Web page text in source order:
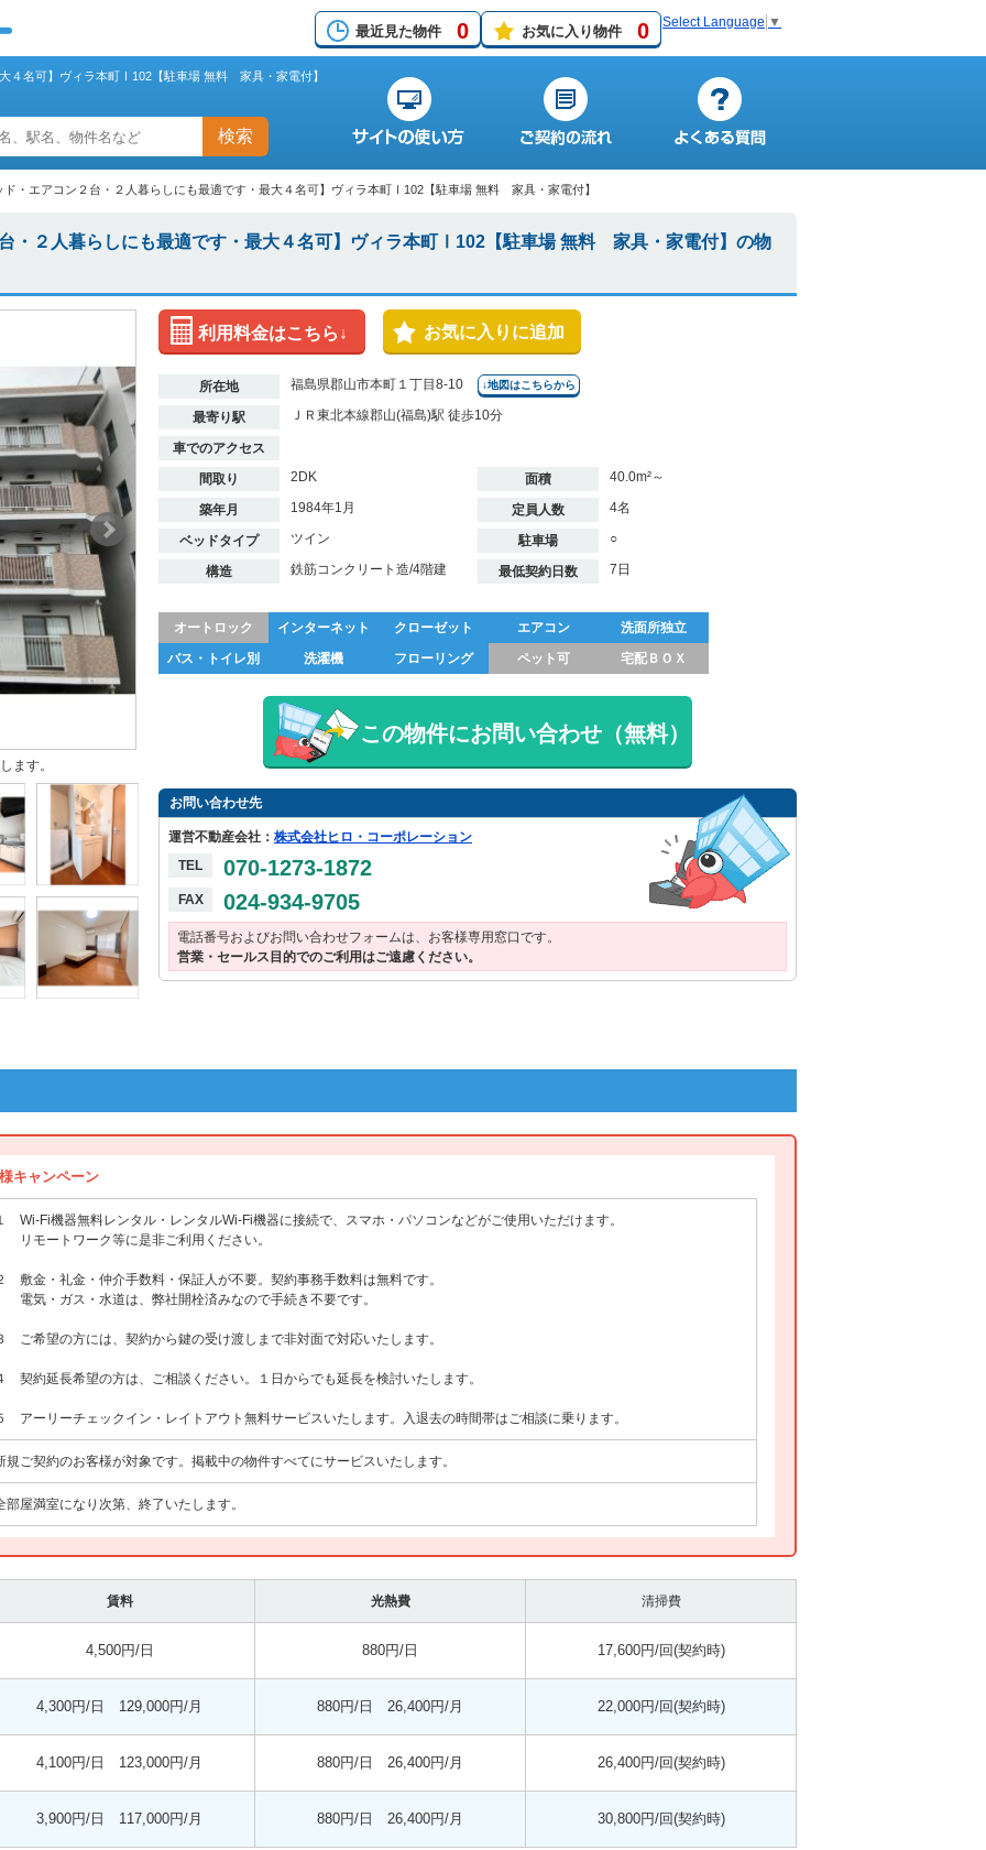
最近見た物件 0 お気に入り物件 0 Select Language ▼
４名可】ヴィラ本町Ⅰ102【駐車場 無料 家具・家電付】
検索
ド・エアコン２台・２人暮らしにも最適です・最大４名可】ヴィラ本町Ⅰ102【駐車場 無料 家具・家電付】
・２人暮らしにも最適です・最大４名可】ヴィラ本町Ⅰ102【駐車場 無料 家具・家電付】の物
ます。
利用料金はこちら↓ お気に入りに追加
所在地 福島県郡山市本町１丁目8-10 ↓地図はこちらから
最寄り駅 ＪＲ東北本線郡山(福島)駅 徒歩10分
車でのアクセス
間取り
2DK 面積 40.0m²～
築年月 1984年1月 定員人数 4名
ベッドタイプ ツイン 駐車場 ○
構造 鉄筋コンクリート造/4階建 最低契約日数 7日
オートロック インターネット クローゼット エアコン
洗面所独立
バス・トイレ別
洗濯機 フローリング ペット可 宅配ＢＯＸ
この物件にお問い合わせ（無料）
お問い合わせ先
運営不動産会社： 株式会社ヒロ・コーポレーション
TEL
070-1273-1872
FAX 024-934-9705
電話番号およびお問い合わせフォームは、お客様専用窓口です。
営業・セールス目的でのご利用はご遠慮ください。
キャンペーン
Wi-Fi機器無料レンタル・レンタルWi-Fi機器に接続で、スマホ・パソコンなどがご使用いただけます。
モートワーク等に是非ご利用ください。
敷金・礼金・仲介手数料・保証人が不要。契約事務手数料は無料です。
気・ガス・水道は、弊社開栓済みなので手続き不要です。
ご希望の方には、契約から鍵の受け渡しまで非対面で対応いたします。
契約延長希望の方は、ご相談ください。１日からでも延長を検討いたします。
アーリーチェックイン・レイトアウト無料サービスいたします。入退去の時間帯はご相談に乗ります。
規ご契約のお客様が対象です。掲載中の物件すべてにサービスいたします。
部屋満室になり次第、終了いたします。
賃料 光熱費 清掃費
4,500円/日 880円/日 17,600円/回(契約時)
4,300円/日 129,000円/月 880円/日 26,400円/月 22,000円/回(契約時)
4,100円/日 123,000円/月 880円/日 26,400円/月 26,400円/回(契約時)
3,900円/日 117,000円/月 880円/日 26,400円/月 30,800円/回(契約時)